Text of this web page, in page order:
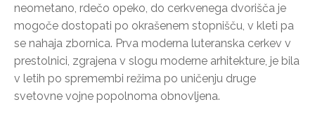
neometano, rdečo opeko, do cerkvenega dvorišča je
mogoče dostopati po okrašenem stopnišču, v kleti pa
se nahaja zbornica. Prva moderna luteranska cerkev v
prestolnici, zgrajena v slogu moderne arhitekture, je bila
v letih po spremembi režima po uničenju druge
svetovne vojne popolnoma obnovljena.